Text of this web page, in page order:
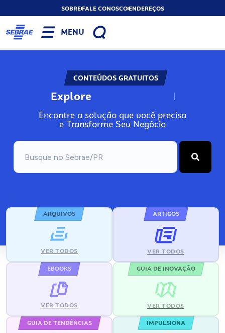
SOBREFALE CONOSCOENDEREÇOS
MENU
CONTEÚDOS GRATUITOS
Explore N
Encontre a solução que você precisa
e Transforme Seu Negócio
ARQUIVOS
VER TODOS
ARTIGOS
VER TODOS
EBOOKS
VER TODOS
GUIA DE INOVAÇÃO
VER TODOS
GUIA DE TENDÊNCIAS IMPULSIONA